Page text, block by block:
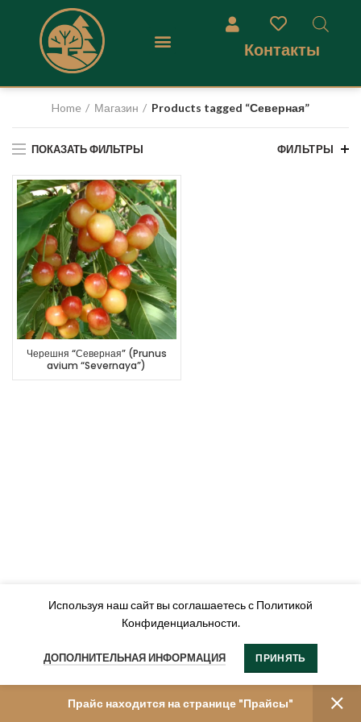
Контакты
Home Магазин Products tagged “Северная”
ПОКАЗАТЬ ФИЛЬТРЫ ФИЛЬТРЫ
Черешня “Северная” (Prunus
avium “Severnaya”)
Прайс находится на странице "Прайсы"
Используя наш сайт вы соглашаетесь с Политикой
Конфиденциальности.
ДОПОЛНИТЕЛЬНАЯ ИНФОРМАЦИЯ ПРИНЯТЬ